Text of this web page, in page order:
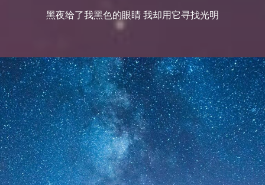
黑夜给了我黑色的眼睛 我却用它寻找光明